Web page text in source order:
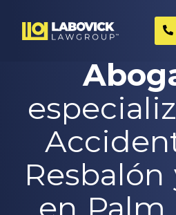
Resbalón
en Palm